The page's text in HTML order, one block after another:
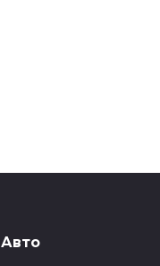
Авто